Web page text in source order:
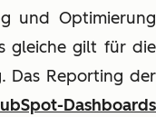
und Optimierung
gleiche gilt für die
Das Reporting der
Dashboards